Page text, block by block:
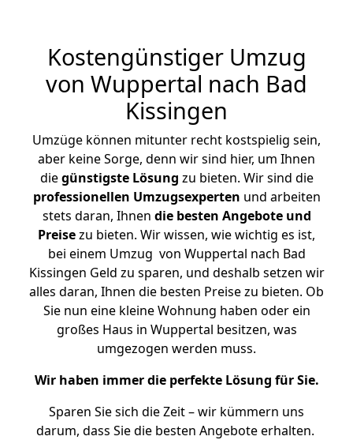
Kostengünstiger Umzug
von Wuppertal nach Bad
Kissingen
Umzüge können mitunter recht kostspielig sein,
aber keine Sorge, denn wir sind hier, um Ihnen
diegünstigste Lösung zu bieten. Wir sind die
professionellen Umzugsexperten und arbeiten
stets daran, Ihnen die besten Angebote und
Preisezu bieten. Wir wissen, wie wichtig es ist,
bei einem Umzug von Wuppertal nach Bad
Kissingen Geld zu sparen, und deshalb setzen wir
alles daran, Ihnen die besten Preise zu bieten. Ob
Sie nun eine kleine Wohnung haben oder ein
großes Haus in Wuppertal besitzen, was
umgezogen werden muss.
Wir haben immer die perfekte Lösung für Sie.
Sparen Sie sich die Zeit – wir kümmern uns
darum, dass Sie die besten Angebote erhalten.